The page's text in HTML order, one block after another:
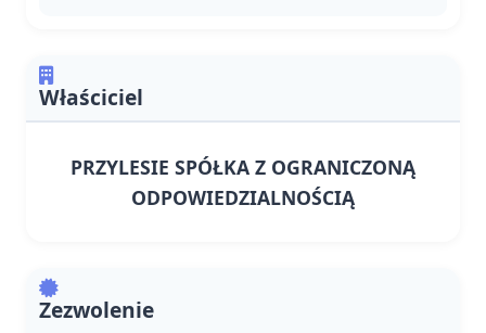
Właściciel
PRZYLESIE SPÓŁKA Z OGRANICZONĄ
ODPOWIEDZIALNOŚCIĄ
Zezwolenie